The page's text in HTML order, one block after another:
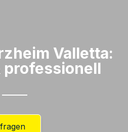
Valletta:
professionell​